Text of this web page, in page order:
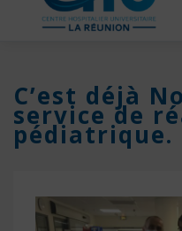
C’est déjà
service de
pédiatrique.